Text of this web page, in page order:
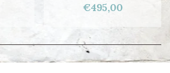
€495,00